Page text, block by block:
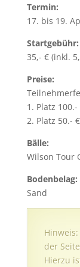
Termin:
17. bis 19.
Startgebühr:
35,- € (inkl.
Preise:
1. Platz
2. Platz 50.-
Bälle:
Wilson Tour
Bodenbelag:
Sand
der Seite
Hierzu